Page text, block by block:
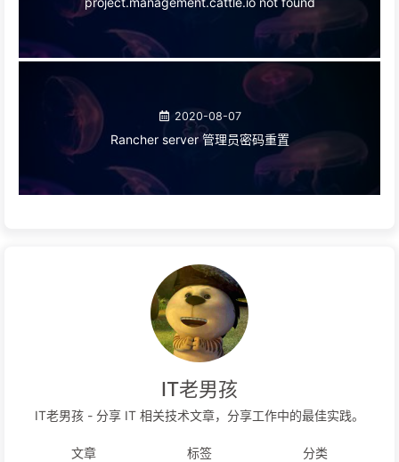
2020-08-07
Rancher server 管理员密码重置
IT老男孩
IT老男孩 - 分享 IT 相关技术文章，分享工作中的最佳实践。
文章 标签 分类